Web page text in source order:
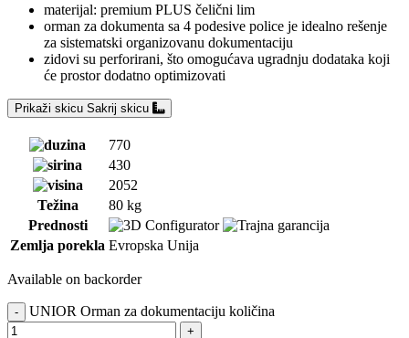
materijal: premium PLUS čelični lim
orman za dokumenta sa 4 podesive police je idealno rešenje
za sistematski organizovanu dokumentaciju
zidovi su perforirani, što omogućava ugradnju dodataka koji
će prostor dodatno optimizovati
Prikaži skicu Sakrij skicu
770
430
2052
Težina
80 kg
Prednosti
Zemlja porekla Evropska Unija
Available on backorder
UNIOR Orman za dokumentaciju količina